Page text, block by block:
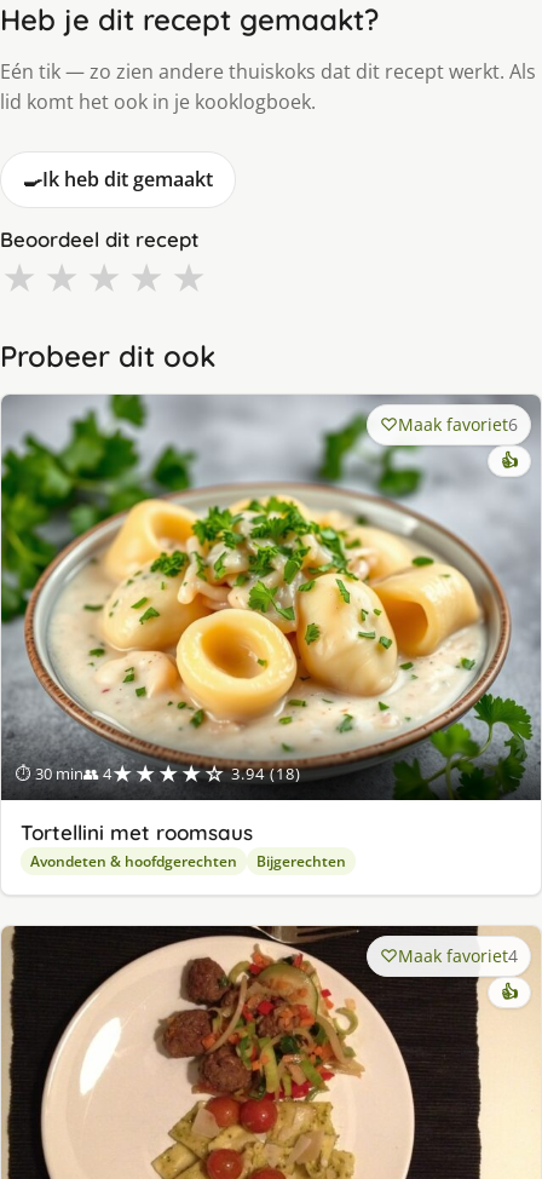
Heb je dit recept gemaakt?
Eén tik — zo zien andere thuiskoks dat dit recept werkt. Als
lid komt het ook in je kooklogboek.
🍳Ik heb dit gemaakt
Beoordeel dit recept
★ ★ ★ ★ ★
Probeer dit ook
⏱ 30 min👥 4★★★★☆ 3.94 (18)
Maak favoriet6
👍
Tortellini met roomsaus
Avondeten & hoofdgerechten Bijgerechten
Maak favoriet4
👍